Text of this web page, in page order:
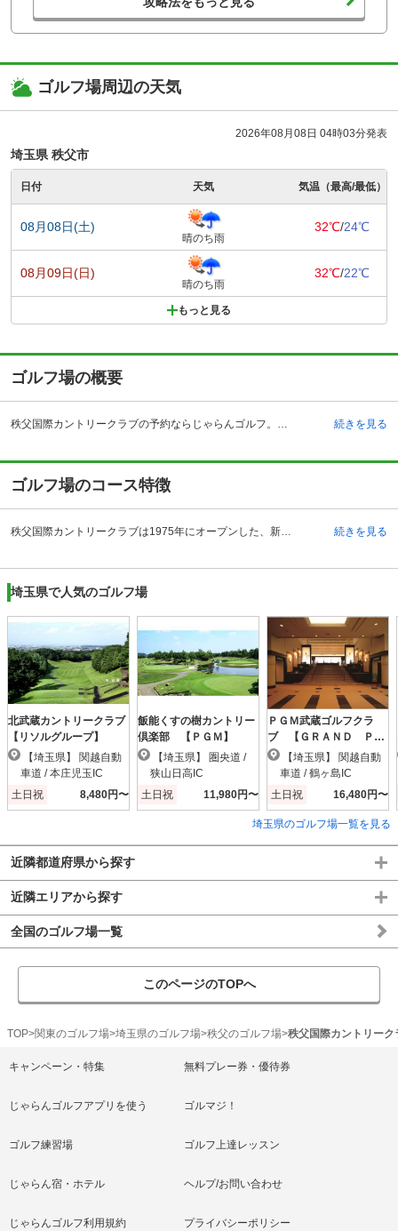
ゴルフ場周辺の天気
2026年08月08日 04時03分発表
埼玉県 秩父市
日付 天気 気温（最高/最低）
08月08日(土)
晴のち雨
32℃/24℃
08月09日(日)
晴のち雨
32℃/22℃
もっと見る
ゴルフ場の概要
続きを見る
ゴルフ場のコース特徴
続きを見る
埼玉県で人気のゴルフ場
北武蔵カントリークラブ
【リソルグループ】
車道 / 本庄児玉IC
土日祝
8,480円〜
飯能くすの樹カントリー
倶楽部 【ＰＧＭ】
狭山日高IC
土日祝
11,980円〜
ＰＧＭ武蔵ゴルフクラ
ブ 【ＧＲＡＮＤ ＰＧ
Ｍ】
車道 / 鶴ヶ島IC
土日祝
16,480円〜
埼玉県のゴルフ場一覧を見る
近隣都道府県から探す
近隣エリアから探す
全国のゴルフ場一覧
このページのTOPへ
TOP 関東のゴルフ場 埼玉県のゴルフ場 秩父のゴルフ場 秩父国際カントリー
キャンペーン・特集 無料プレー券・優待券
じゃらんゴルフアプリを使う ゴルマジ！
ゴルフ練習場 ゴルフ上達レッスン
じゃらん宿・ホテル ヘルプ/お問い合わせ
じゃらんゴルフ利用規約 プライバシーポリシー